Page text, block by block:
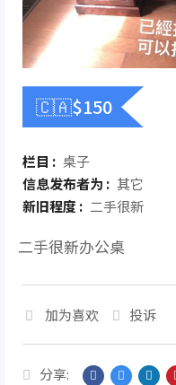
🇨🇦$150
栏目 : 桌子
信息发布者为 : 其它
新旧程度 : 二手很新
二手很新办公桌
加为喜欢 投诉
分享: